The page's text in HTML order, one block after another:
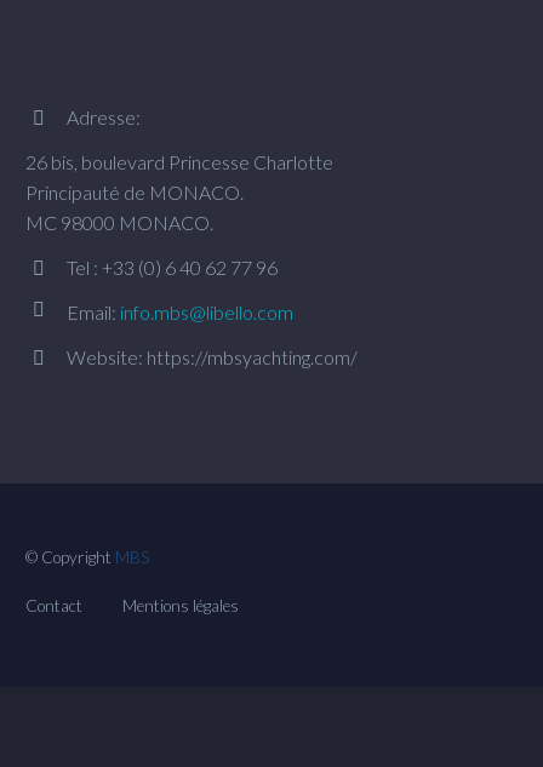


Adresse:
26 bis, boulevard Princesse Charlotte
Principauté de MONACO.
MC 98000 MONACO.

 Tel : +33 (0) 6 40 62 77 96

 Email: info.mbs@libello.com

 Website: https://mbsyachting.com/
© Copyright MBS
Contact Mentions légales